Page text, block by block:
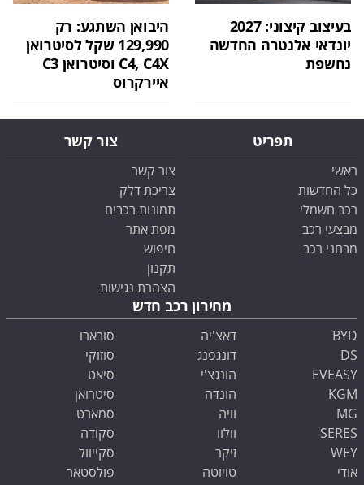
בעיצוב קיצוני: 2027
יונדאי אלנטרה החדשה
נחשפת
היבואן השתגע: רק
129,990 שקל לסיטרואן
C4, C4X וסיטרואן C3
איירקרוס
תפריט
ראשי
כל החדשות
רכב חשמלי
מבצעי רכב
מבחני רכב
צור קשר
צור קשר
צריכת דלק
תמונות רכבים
מפת אתר
חיפוש
תקנון
הצהרת נגישות
מחירון רכב חדש
BYD
DS
EVEASY
KGM
MG
SERES
WEY
אודי
דאצ'יה
דונגפנג
הונגצ'י
הונדה
וויה
וולוו
זיקר
טויוטה
סובארו
סוזוקי
סיאט
סיטרואן
סמארט
סקודה
סקייוול
פולסטאר